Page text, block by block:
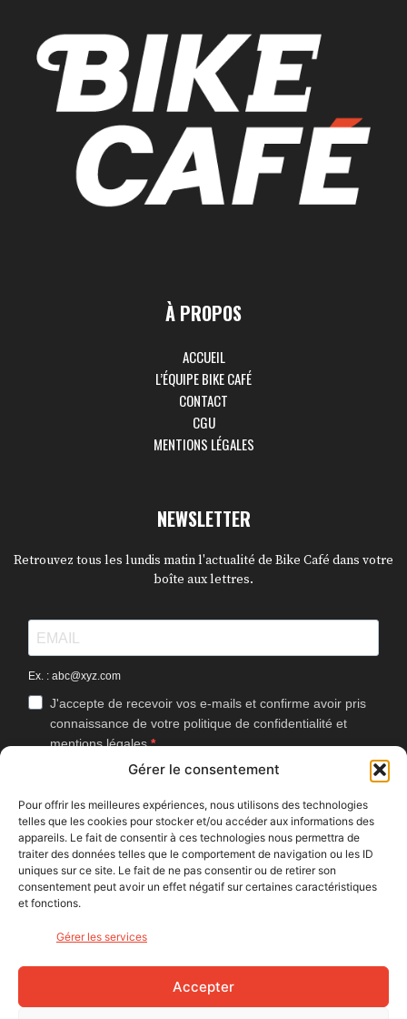
Gérer le consentement
Pour offrir les meilleures expériences, nous utilisons des technologies
telles que les cookies pour stocker et/ou accéder aux informations des
appareils. Le fait de consentir à ces technologies nous permettra de
traiter des données telles que le comportement de navigation ou les ID
uniques sur ce site. Le fait de ne pas consentir ou de retirer son
consentement peut avoir un effet négatif sur certaines caractéristiques
et fonctions.
Gérer les services
Accepter
À PROPOS
ACCUEIL
L’ÉQUIPE BIKE CAFÉ
CONTACT
CGU
MENTIONS LÉGALES
NEWSLETTER
Retrouvez tous les lundis matin l'actualité de Bike Café dans votre
boîte aux lettres.
Ex. : abc@xyz.com
J'accepte de recevoir vos e-mails et confirme avoir pris
connaissance de votre politique de confidentialité et
mentions légales.
Vous pouvez vous désinscrire à tout moment en cliquant sur le lien
J'accepte que Bike Café mesure l'ouverture des
newsletters afin d'améliorer les contenus proposés.
S'INSCRIRE
NOUS SUIVRE